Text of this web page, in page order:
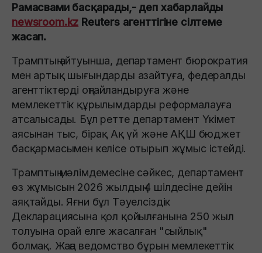
Рамасвами басқарады,- деп хабарлайды
newsroom.kz Reuters агенттігіне сілтеме
жасап.
Трамптың айтуынша, департамент бюрократия
мен артық шығындарды азайтуға, федералды
агенттіктерді оңтайландыруға және
мемлекеттік құрылымдарды реформалауға
атсалысады. Бұл ретте департамент Үкімет
аясынан тыс, бірақ Ақ үй және АҚШ бюджет
басқармасымен келісе отырып жұмыс істейді.
Трамптың мәлімдемесіне сәйкес, департамент
өз жұмысын 2026 жылдың 4 шілдесіне дейін
аяқтайды. Яғни бұл Тәуелсіздік
Декларациясына қол қойылғанына 250 жыл
толуына орай елге жасалған "сыйлық"
болмақ. Жаңа ведомство бұрын мемлекеттік